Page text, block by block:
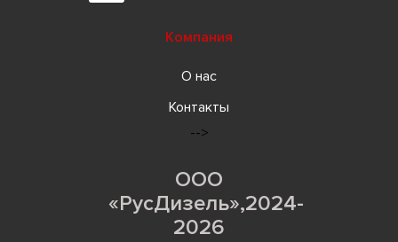
Компания
О нас
Контакты
-->
ООО
«РусДизель»,2024-
2026